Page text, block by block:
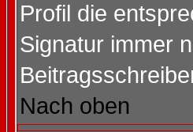
Profil die
Signatur immer
Nach oben